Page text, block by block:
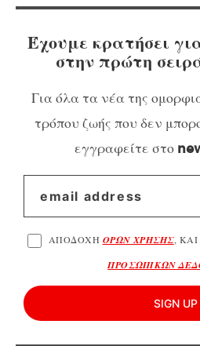
Έχουμε κρατήσει
στην πρώτη
Για όλα τα νέα της
τρόπου ζωής που δεν
εγγραφείτε στο
ΑΠΟΔΟΧΗ ΟΡΩΝ ΧΡΗΣΗΣ, ΚΑΙ
ΠΡΟΣΩΠΙΚΩΝ
SIGN UP